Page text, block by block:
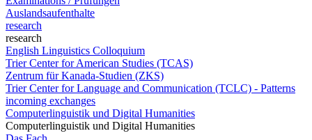
Auslandsaufenthalte
research
research
English Linguistics Colloquium
Trier Center for American Studies (TCAS)
Zentrum für Kanada-Studien (ZKS)
Trier Center for Language and Communication (TCLC) - Patterns
incoming exchanges
Computerlinguistik und Digital Humanities
Computerlinguistik und Digital Humanities